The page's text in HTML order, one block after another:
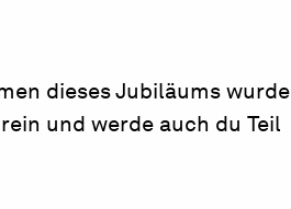
dieses Jubiläums wurde
und werde auch du Teil